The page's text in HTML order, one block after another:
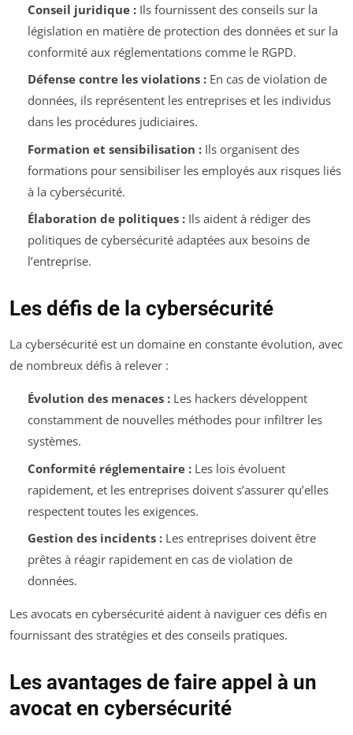
Conseil juridique :Ils fournissent des conseils sur la
législation en matière de protection des données et sur la
conformité aux réglementations comme le RGPD.
Défense contre les violations :En cas de violation de
données, ils représentent les entreprises et les individus
dans les procédures judiciaires.
Formation et sensibilisation :Ils organisent des
formations pour sensibiliser les employés aux risques liés
à la cybersécurité.
Élaboration de politiques :Ils aident à rédiger des
politiques de cybersécurité adaptées aux besoins de
l’entreprise.
Les défis de la cybersécurité
La cybersécurité est un domaine en constante évolution, avec
de nombreux défis à relever :
Évolution des menaces :Les hackers développent
constamment de nouvelles méthodes pour infiltrer les
systèmes.
Conformité réglementaire :Les lois évoluent
rapidement, et les entreprises doivent s’assurer qu’elles
respectent toutes les exigences.
Gestion des incidents :Les entreprises doivent être
prêtes à réagir rapidement en cas de violation de
données.
Les avocats en cybersécurité aident à naviguer ces défis en
fournissant des stratégies et des conseils pratiques.
Les avantages de faire appel à un
avocat en cybersécurité